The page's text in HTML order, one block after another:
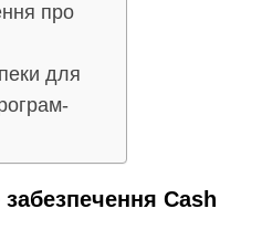
про
для
Cash